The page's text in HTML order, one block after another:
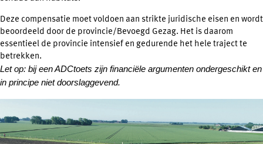
Deze compensatie moet voldoen aan strikte juridische eisen en wordt
beoordeeld door de provincie/Bevoegd Gezag. Het is daarom
essentieel de provincie intensief en gedurende het hele traject te
betrekken.
Let op: bij een ADCtoets zijn financiële argumenten ondergeschikt en
in principe niet doorslaggevend.